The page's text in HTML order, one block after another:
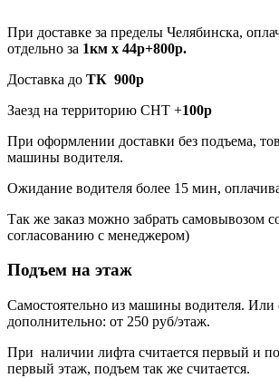
При доставке за пределы Челябинска,
отдельно за 1км х 44р+800р.
Доставка до ТК 900р
Заезд на территорию СНТ +100р
При оформлении доставки без подъема,
машины водителя.
Ожидание водителя более 15 мин,
Так же заказ можно забрать самовывозом
согласованию с менеджером)
Подъем на этаж
Самостоятельно из машины водителя. Или
дополнительно: от 250 руб/этаж.
При наличии лифта считается первый и
первый этаж, подъем так же считается.